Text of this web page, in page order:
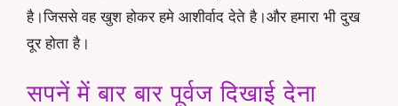
है।जिससे वह खुश होकर हमे आशीर्वाद देते है।और हमारा भी दुख
दूर होता है।
सपनें में बार बार पूर्वज दिखाई देना